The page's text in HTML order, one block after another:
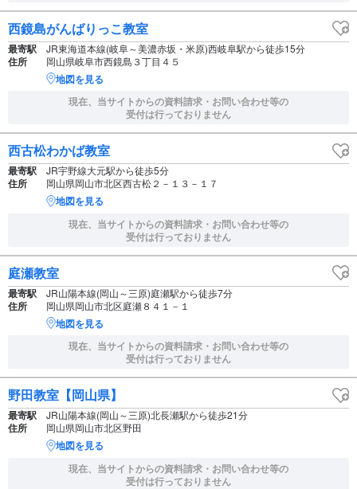
西鏡島がんばりっこ教室
最寄駅 JR東海道本線(岐阜～美濃赤坂・米原)西岐阜駅から徒歩15分
住所 岡山県岐阜市西鏡島３丁目４５
地図を見る
現在、当サイトからの資料請求・お問い合わせ等の
受付は行っておりません
西古松わかば教室
最寄駅 JR宇野線大元駅から徒歩5分
住所 岡山県岡山市北区西古松２－１３－１７
地図を見る
現在、当サイトからの資料請求・お問い合わせ等の
受付は行っておりません
庭瀬教室
最寄駅 JR山陽本線(岡山～三原)庭瀬駅から徒歩7分
住所 岡山県岡山市北区庭瀬８４１－１
地図を見る
現在、当サイトからの資料請求・お問い合わせ等の
受付は行っておりません
野田教室【岡山県】
最寄駅 JR山陽本線(岡山～三原)北長瀬駅から徒歩21分
住所 岡山県岡山市北区野田
地図を見る
現在、当サイトからの資料請求・お問い合わせ等の
受付は行っておりません